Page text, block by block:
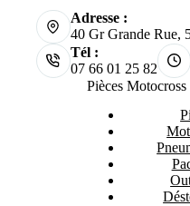
Adresse :
40 Gr Grande Rue,
Tél :
07 66 01 25 82
Pièces Motocross